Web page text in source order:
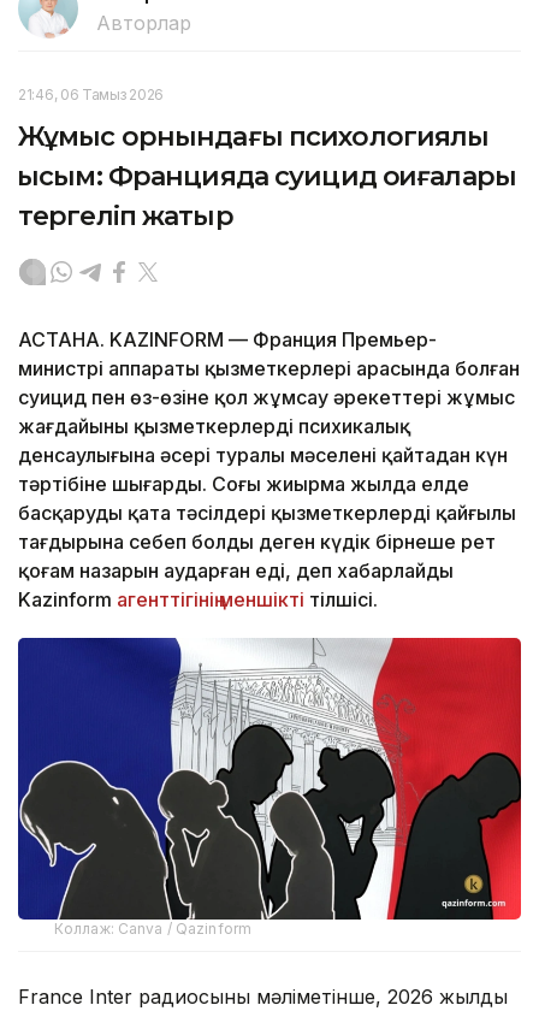
Авторлар
21:46, 06 Тамыз 2026
Жұмыс орнындағы психологиялық
қысым: Францияда суицид оқиғалары
тергеліп жатыр
АСТАНА. KAZINFORM — Франция Премьер-
министрі аппараты қызметкерлері арасында болған
суицид пен өз-өзіне қол жұмсау әрекеттері жұмыс
жағдайының қызметкерлердің психикалық
денсаулығына әсері туралы мәселені қайтадан күн
тәртібіне шығарды. Соңғы жиырма жылда елде
басқарудың қатаң тәсілдері қызметкерлердің қайғылы
тағдырына себеп болды деген күдік бірнеше рет
қоғам назарын аударған еді, деп хабарлайды
Kazinform агенттігінің меншікті тілшісі.
Коллаж: Canva / Qazinform
France Inter радиосының мәліметінше, 2026 жылдың